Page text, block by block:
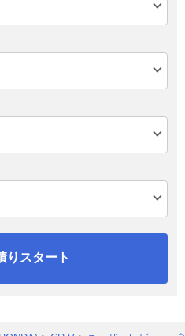
りスタート